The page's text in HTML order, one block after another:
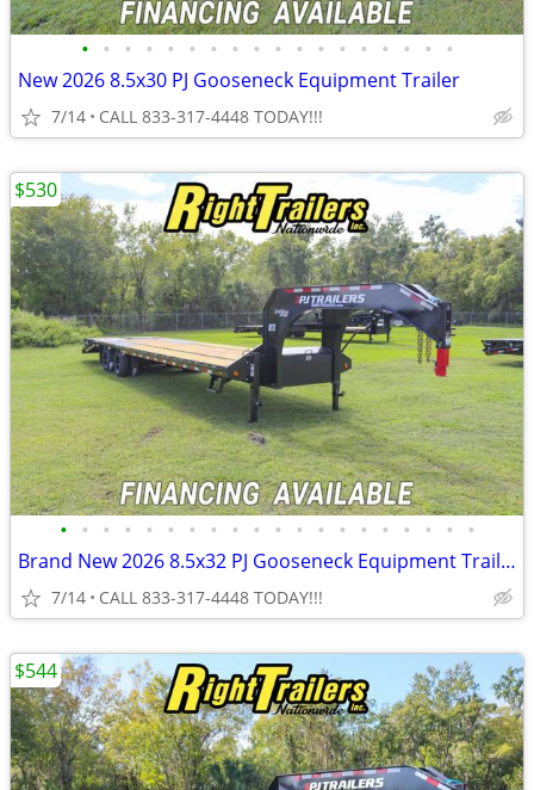
• • • • • • • • • • • • • • • • • •
New 2026 8.5x30 PJ Gooseneck Equipment Trailer
7/14 CALL 833-317-4448 TODAY!!!
• • • • • • • • • • • • • • • • • • • •
Brand New 2026 8.5x32 PJ Gooseneck Equipment Trailer
7/14 CALL 833-317-4448 TODAY!!!
$530
$544